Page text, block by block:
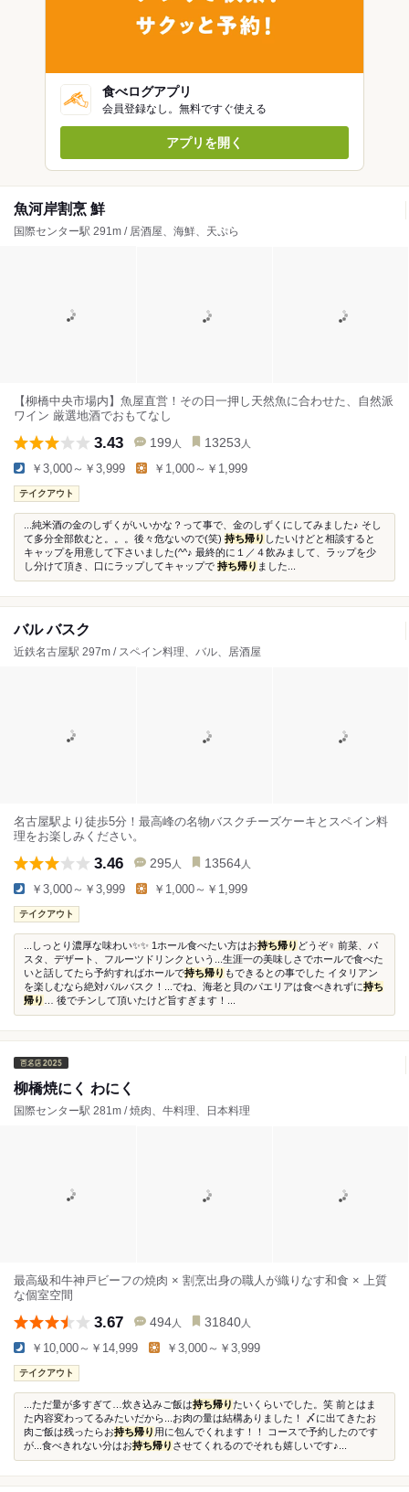
食べログアプリ
会員登録なし。無料ですぐ使える
アプリを開く
魚河岸割烹 鮮
国際センター駅 291m / 居酒屋、海鮮、天ぷら
【柳橋中央市場内】魚屋直営！その日一押し天然魚に合わせた、自然派
ワイン 厳選地酒でおもてなし
3.43 199 人 13253 人
￥3,000～￥3,999 ￥1,000～￥1,999
テイクアウト
...純米酒の金のしずくがいいかな？って事で、金のしずくにしてみました♪ そし
て多分全部飲むと。。。後々危ないので(笑) 持ち帰り したいけどと相談すると
キャップを用意して下さいました(^^♪ 最終的に１／４飲みまして、ラップを少
し分けて頂き、口にラップしてキャップで 持ち帰り ました...
バル バスク
近鉄名古屋駅 297m / スペイン料理、バル、居酒屋
名古屋駅より徒歩5分！最高峰の名物バスクチーズケーキとスペイン料
理をお楽しみください。
3.46 295 人 13564 人
￥3,000～￥3,999 ￥1,000～￥1,999
テイクアウト
...しっとり濃厚な味わい✨✨ 1ホール食べたい方はお持ち帰り どうぞ‍♀️ 前菜、パ
スタ、デザート、フルーツドリンクという...生涯一の美味しさでホールで食べた
いと話してたら予約すればホールで持ち帰り もできるとの事でした イタリアン
を楽しむなら絶対バルバスク！...でね、海老と貝のパエリアは食べきれずに持ち
帰り
… 後でチンして頂いたけど旨すぎます！...
柳橋焼にく わにく
国際センター駅 281m / 焼肉、牛料理、日本料理
最高級和牛神戸ビーフの焼肉 × 割烹出身の職人が織りなす和食 × 上質
な個室空間
3.67 494 人 31840 人
￥10,000～￥14,999 ￥3,000～￥3,999
テイクアウト
...ただ量が多すぎて…炊き込みご飯は持ち帰りたいくらいでした。笑 前とはま
た内容変わってるみたいだから...お肉の量は結構ありました！ 〆に出てきたお
肉ご飯は残ったらお持ち帰り 用に包んでくれます！！ コースで予約したのです
が...食べきれない分はお持ち帰り させてくれるのでそれも嬉しいです♪...